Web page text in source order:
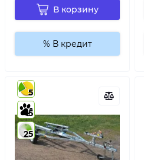
В корзину
% В кредит
5
5
25